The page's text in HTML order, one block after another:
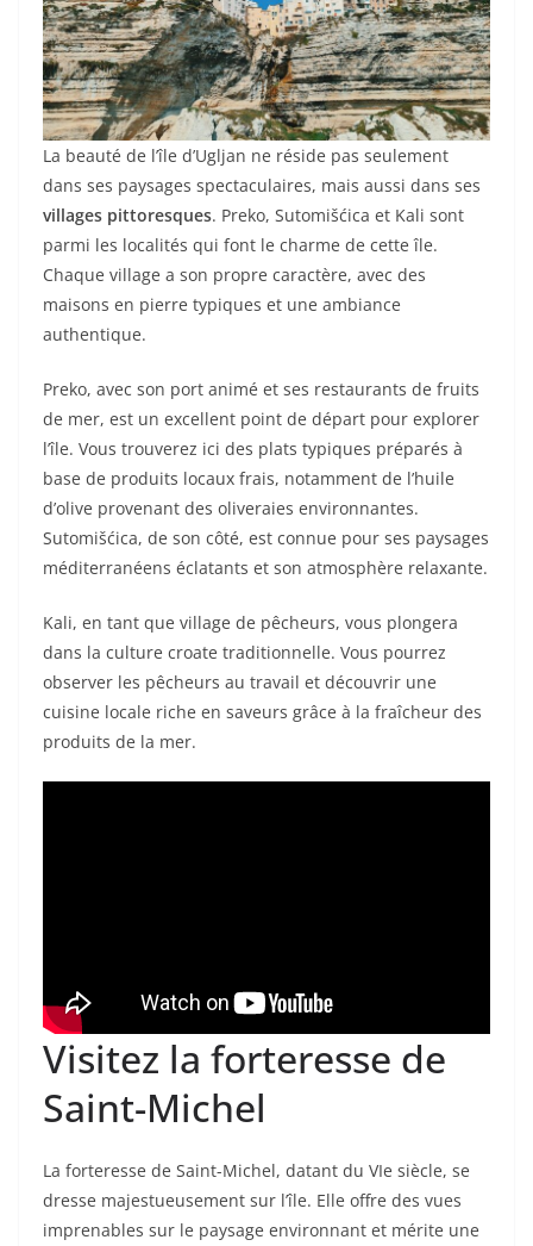
La beauté de l’île d’Ugljan ne réside pas seulement
dans ses paysages spectaculaires, mais aussi dans ses
villages pittoresques. Preko, Sutomišćica et Kali sont
parmi les localités qui font le charme de cette île.
Chaque village a son propre caractère, avec des
maisons en pierre typiques et une ambiance
authentique.
Preko, avec son port animé et ses restaurants de fruits
de mer, est un excellent point de départ pour explorer
l’île. Vous trouverez ici des plats typiques préparés à
base de produits locaux frais, notamment de l’huile
d’olive provenant des oliveraies environnantes.
Sutomišćica, de son côté, est connue pour ses paysages
méditerranéens éclatants et son atmosphère relaxante.
Kali, en tant que village de pêcheurs, vous plongera
dans la culture croate traditionnelle. Vous pourrez
observer les pêcheurs au travail et découvrir une
cuisine locale riche en saveurs grâce à la fraîcheur des
produits de la mer.
Visitez la forteresse de
Saint-Michel
La forteresse de Saint-Michel, datant du VIe siècle, se
dresse majestueusement sur l’île. Elle offre des vues
imprenables sur le paysage environnant et mérite une